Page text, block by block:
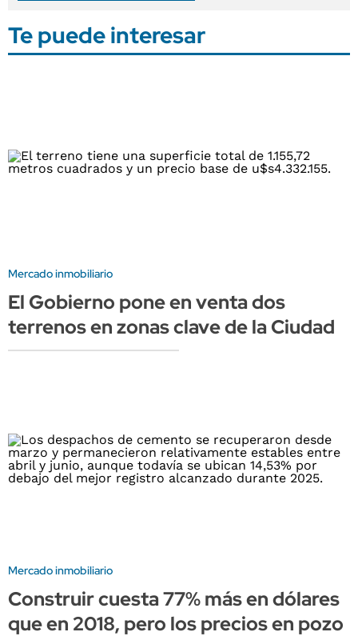
Te puede interesar
Mercado inmobiliario
El Gobierno pone en venta dos
terrenos en zonas clave de la Ciudad
Mercado inmobiliario
Construir cuesta 77% más en dólares
que en 2018, pero los precios en pozo